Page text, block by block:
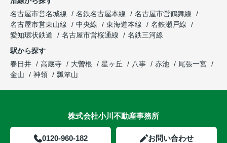
名古屋市営名城線
名鉄名古屋本線
名古屋市営鶴舞線
名古屋市営東山線
中央線 東海道本線
名鉄瀬戸線
愛知環状鉄道
名古屋市営桜通線
名鉄三河線
駅から探す
春日井
高蔵寺 大曽根 星ヶ丘 八事 赤池
尾張一宮
金山
神領 瓢箪山
株式会社小川不動産事務所
0120-960-182 お問い合わせ